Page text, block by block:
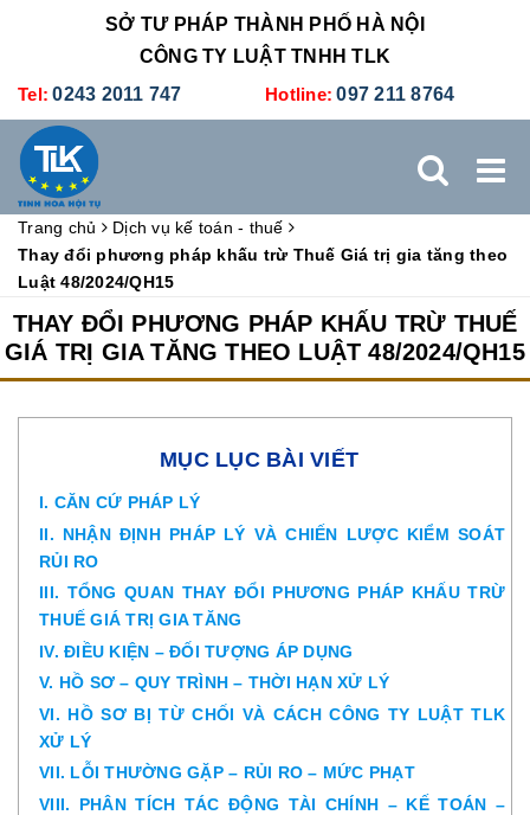
SỞ TƯ PHÁP THÀNH PHỐ HÀ NỘI
CÔNG TY LUẬT TNHH TLK
Tel: 0243 2011 747 Hotline: 097 211 8764
DỊCH VỤ KẾ TOÁN - THUẾ XÚC TIẾN THƯƠNG MẠI
Trang chủ
Dịch vụ kế toán - thuế
Thay đổi phương pháp khấu trừ Thuế Giá trị gia tăng theo
Luật 48/2024/QH15
THAY ĐỔI PHƯƠNG PHÁP KHẤU TRỪ THUẾ
GIÁ TRỊ GIA TĂNG THEO LUẬT 48/2024/QH15
MỤC LỤC BÀI VIẾT
I. CĂN CỨ PHÁP LÝ
II. NHẬN ĐỊNH PHÁP LÝ VÀ CHIẾN LƯỢC KIỂM SOÁT
RỦI RO
III. TỔNG QUAN THAY ĐỔI PHƯƠNG PHÁP KHẤU TRỪ
THUẾ GIÁ TRỊ GIA TĂNG
IV. ĐIỀU KIỆN – ĐỐI TƯỢNG ÁP DỤNG
V. HỒ SƠ – QUY TRÌNH – THỜI HẠN XỬ LÝ
VI. HỒ SƠ BỊ TỪ CHỐI VÀ CÁCH CÔNG TY LUẬT TLK
XỬ LÝ
VII. LỖI THƯỜNG GẶP – RỦI RO – MỨC PHẠT
VIII. PHÂN TÍCH TÁC ĐỘNG TÀI CHÍNH – KẾ TOÁN –